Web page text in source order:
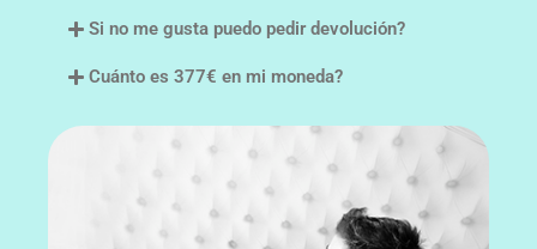
Si no me gusta puedo pedir devolución?
Cuánto es 377€ en mi moneda?